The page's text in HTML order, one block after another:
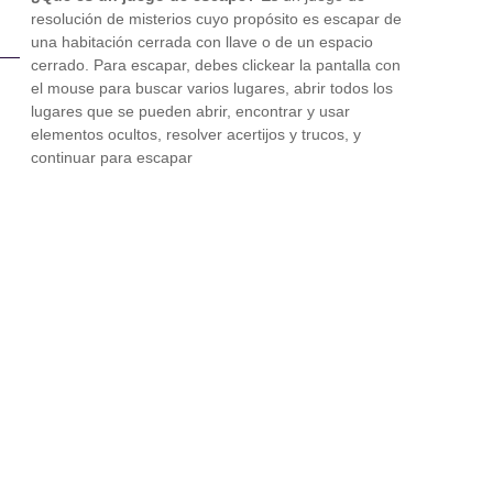
resolución de misterios cuyo propósito es escapar de
una habitación cerrada con llave o de un espacio
cerrado. Para escapar, debes clickear la pantalla con
el mouse para buscar varios lugares, abrir todos los
lugares que se pueden abrir, encontrar y usar
elementos ocultos, resolver acertijos y trucos, y
continuar para escapar